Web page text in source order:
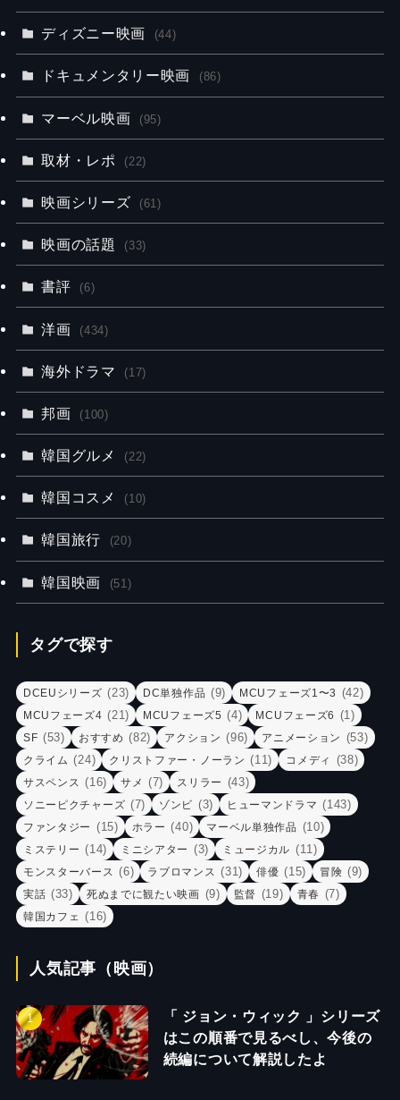
ディズニー映画 (44)
ドキュメンタリー映画 (86)
マーベル映画 (95)
取材・レポ (22)
映画シリーズ (61)
映画の話題 (33)
書評 (6)
洋画 (434)
海外ドラマ (17)
邦画 (100)
韓国グルメ (22)
韓国コスメ (10)
韓国旅行 (20)
韓国映画 (51)
タグで探す
DCEUシリーズ (23) DC単独作品 (9) MCUフェーズ1〜3 (42)
MCUフェーズ4 (21) MCUフェーズ5 (4) MCUフェーズ6 (1)
SF (53) おすすめ (82) アクション (96) アニメーション (53)
クライム (24) クリストファー・ノーラン (11) コメディ (38)
サスペンス (16) サメ (7) スリラー (43)
ソニーピクチャーズ (7) ゾンビ (3) ヒューマンドラマ (143)
ファンタジー (15) ホラー (40) マーベル単独作品 (10)
ミステリー (14) ミニシアター (3) ミュージカル (11)
モンスターバース (6) ラブロマンス (31) 俳優 (15) 冒険 (9)
実話 (33) 死ぬまでに観たい映画 (9) 監督 (19) 青春 (7)
韓国カフェ (16)
人気記事（映画）
「 ジョン・ウィック 」シリーズ
はこの順番で見るべし、今後の
続編について解説したよ